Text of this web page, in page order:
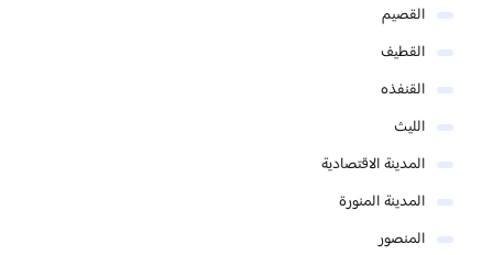
القصيم
القطيف
القنفذه
الليث
المدينة الاقتصادية
المدينة المنورة
المنصور